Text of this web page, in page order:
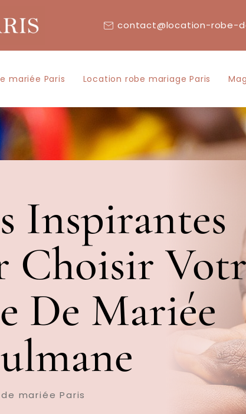
contact@location-robe-
mariée Paris Location robe mariage Paris
Inspirantes
Choisir
De Mariée
mariée Paris